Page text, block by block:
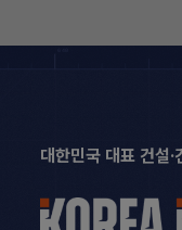
대한민국 대표 건설·